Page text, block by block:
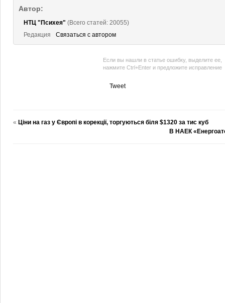
Автор:
НТЦ "Психея" (Всего статей: 20055)
Редакция
Связаться с автором
Если вы нашли в статье ошибку, выделите ее,
нажмите Ctrl+Enter и предложите исправление
Tweet
« Ціни на газ у Європі в корекції, торгуються біля $1320 за тис куб
В НАЕК